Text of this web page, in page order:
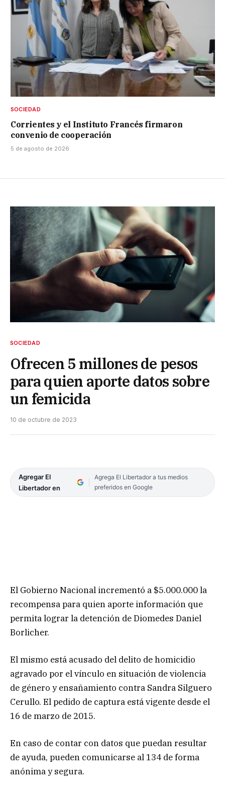
SOCIEDAD
Corrientes y el Instituto Francés firmaron
convenio de cooperación
5 de agosto de 2026
SOCIEDAD
Ofrecen 5 millones de pesos
para quien aporte datos sobre
un femicida
10 de octubre de 2023
Agregar El
Libertador en
Agrega El Libertador a tus medios
preferidos en Google
El Gobierno Nacional incrementó a $5.000.000 la
recompensa para quien aporte información que
permita lograr la detención de Diomedes Daniel
Borlicher.
El mismo está acusado del delito de homicidio
agravado por el vínculo en situación de violencia
de género y ensañamiento contra Sandra Silguero
Cerullo. El pedido de captura está vigente desde el
16 de marzo de 2015.
En caso de contar con datos que puedan resultar
de ayuda, pueden comunicarse al 134 de forma
anónima y segura.